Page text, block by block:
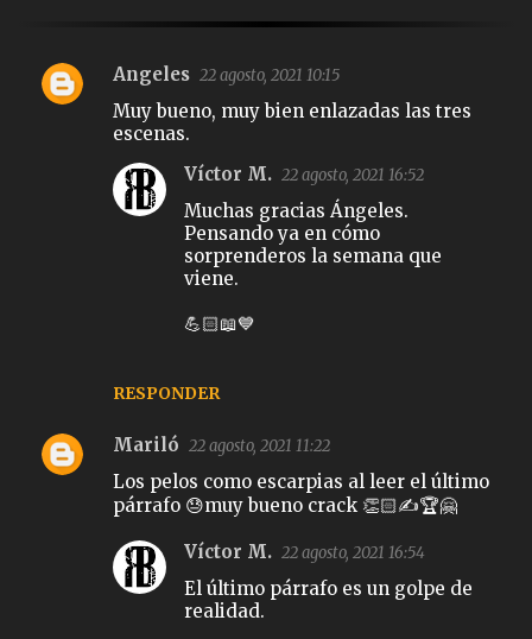
Comentarios
Angeles 22 agosto, 2021 10:15
Muy bueno, muy bien enlazadas las tres
escenas.
RESPONDER
Víctor M. 22 agosto, 2021 16:52
Muchas gracias Ángeles.
Pensando ya en cómo
sorprenderos la semana que
viene.
💪🏻📖💙
Mariló 22 agosto, 2021 11:22
Los pelos como escarpias al leer el último
párrafo 😓muy bueno crack 👏🏻✍️🏆🤗
Víctor M. 22 agosto, 2021 16:54
El último párrafo es un golpe de
realidad.